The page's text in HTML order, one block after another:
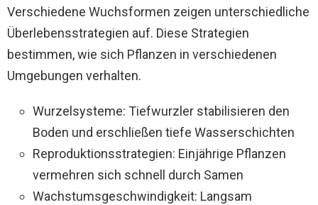
Verschiedene Wuchsformen zeigen unterschiedliche
Überlebensstrategien auf. Diese Strategien
bestimmen, wie sich Pflanzen in verschiedenen
Umgebungen verhalten.
Wurzelsysteme: Tiefwurzler stabilisieren den
Boden und erschließen tiefe Wasserschichten
Reproduktionsstrategien: Einjährige Pflanzen
vermehren sich schnell durch Samen
Wachstumsgeschwindigkeit: Langsam